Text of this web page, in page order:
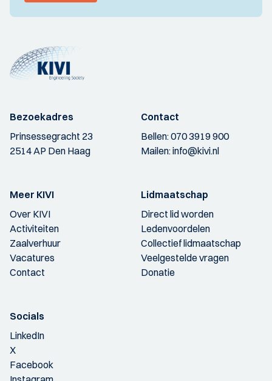
Bezoekadres
Prinsessegracht 23
2514 AP Den Haag
Contact
Bellen:070 3919 900
Mailen:info@kivi.nl
Meer KIVI
Over KIVI
Activiteiten
Zaalverhuur
Vacatures
Contact
Lidmaatschap
Direct lid worden
Ledenvoordelen
Collectief lidmaatschap
Veelgestelde vragen
Donatie
Socials
LinkedIn
X
Facebook